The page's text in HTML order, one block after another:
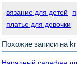
вязание для детей
платье для девочки
Похожие записи на